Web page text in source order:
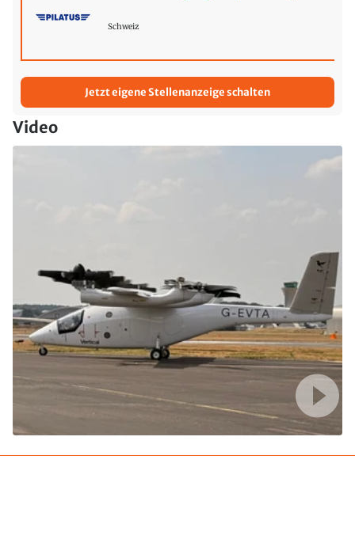
Schweiz
Jetzt eigene Stellenanzeige schalten
Video